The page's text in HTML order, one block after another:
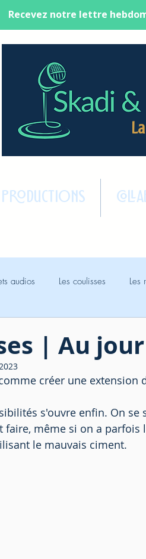
PRODUCTIONS
audios Les coulisses Les
| Au jour
créer une
s'ouvre enfin. On se
faire, même si on a
le mauvais ciment.